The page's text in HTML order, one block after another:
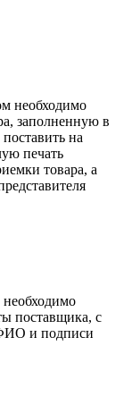
необходимо
заполненную в
на
печать
товара, а
поставщика, с
и подписи